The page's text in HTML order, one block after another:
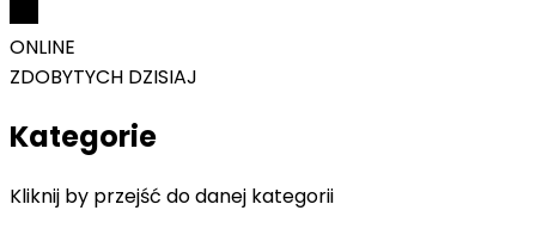
ONLINE
ZDOBYTYCH DZISIAJ
Kategorie
Kliknij by przejść do danej kategorii